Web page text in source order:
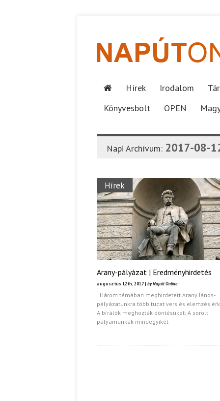
Hírek Irodalom
Könyvesbolt
OPEN
Napi Archívum: 2017-08-
Hírek
Arany-pályázat | Eredményhirdetés
augusztus 12th, 2017 | by Napút Online
Három témában meghirdetett Arany János-
pályázatunkra több tucat vers és elemzés
A bírálók meghozták döntésüket: A sorolt
pályamunkák mindegyikét